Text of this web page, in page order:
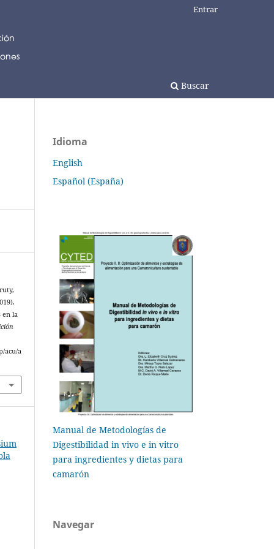
Buscar
Entrar
en la
acu/a
Idioma
English
Español (España)
Manual de Metodologías de
Digestibilidad in vivo e in vitro
para ingredientes y dietas para
camarón
Navegar